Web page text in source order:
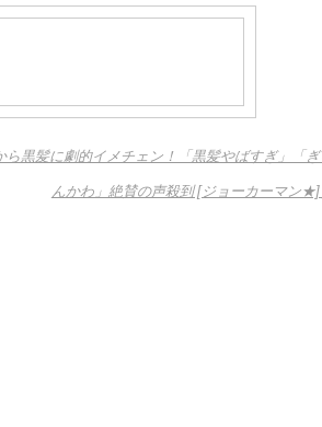
ら黒髪に劇的イメチェン！「黒髪やばすぎ」「ぎ
んかわ」絶賛の声殺到 [ジョーカーマン★]